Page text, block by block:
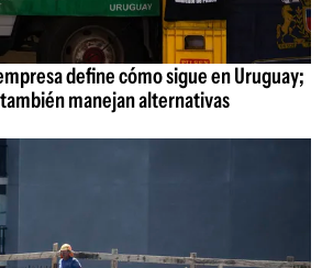
define cómo sigue en Uruguay;
manejan alternativas